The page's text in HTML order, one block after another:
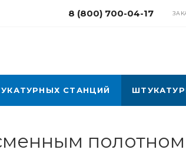
8 (800) 700-04-17
СТАНЦИЙ